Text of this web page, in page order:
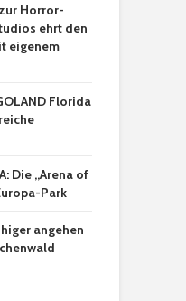
Horror-
ehrt den
eigenem
Florida
Die „Arena of
Park
angehen